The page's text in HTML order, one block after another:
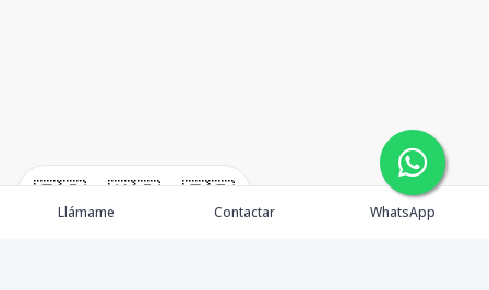
🇪🇸 🇺🇸 🇫🇷
Llámame Contactar WhatsApp